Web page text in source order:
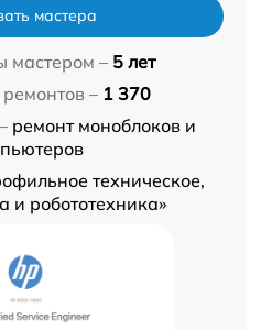
мастера
мастером – 5 лет
– 1 370
ремонт моноблоков и
техническое,
и робототехника»